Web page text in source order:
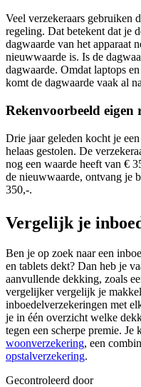
Veel verzekeraars gebruiken
regeling. Dat betekent dat je
dagwaarde van het apparaat
nieuwwaarde is. Is de
dagwaarde. Omdat laptops
komt de dagwaarde vaak al
Rekenvoorbeeld eigen
Drie jaar geleden kocht je
helaas gestolen. De
nog een waarde heeft van €
de nieuwwaarde, ontvang je
350,-.
Vergelijk je
Ben je op zoek naar een
en tablets dekt? Dan heb je
aanvullende dekking, zoals
vergelijker vergelijk je
inboedelverzekeringen met
je in één overzicht welke
tegen een scherpe premie.
woonverzekering, een
opstalverzekering.
Gecontroleerd door